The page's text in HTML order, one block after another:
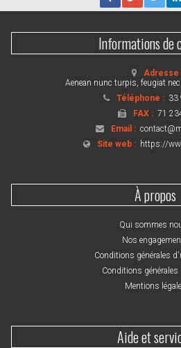
Informations de
Adresse
Aenean nunc turpis, feugiat
Téléphone : 33
FAX :71
Email :
Site web : https://
À propos
Qui sommes
Nos
Conditions générales
Conditions générales
Mentions
Aide et